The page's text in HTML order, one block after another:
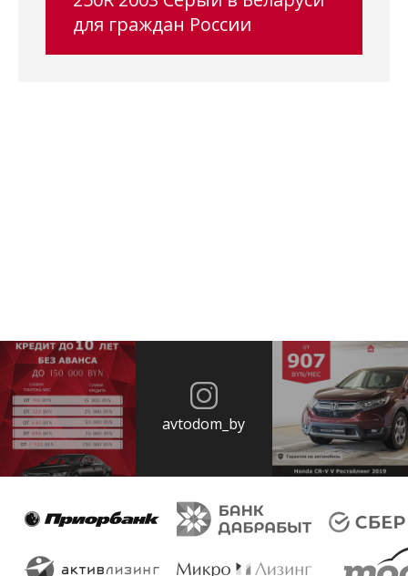
для граждан России
avtodom_by